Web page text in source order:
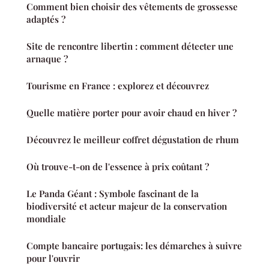
Comment bien choisir des vêtements de grossesse
adaptés ?
Site de rencontre libertin : comment détecter une
arnaque ?
Tourisme en France : explorez et découvrez
Quelle matière porter pour avoir chaud en hiver ?
Découvrez le meilleur coffret dégustation de rhum
Où trouve-t-on de l'essence à prix coûtant ?
Le Panda Géant : Symbole fascinant de la
biodiversité et acteur majeur de la conservation
mondiale
Compte bancaire portugais: les démarches à suivre
pour l'ouvrir